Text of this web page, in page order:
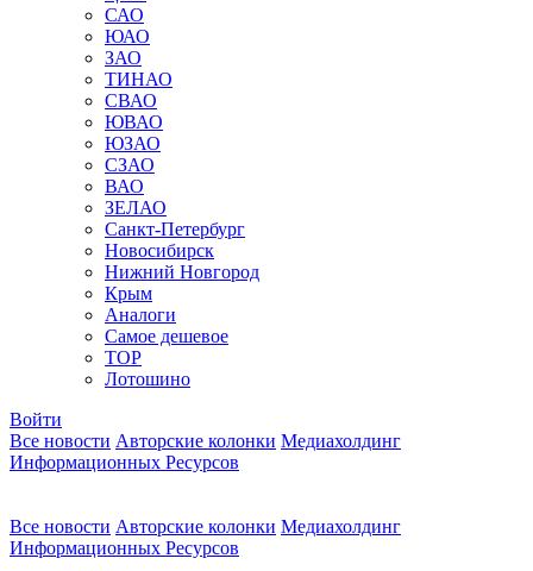
САО
ЮАО
ЗАО
ТИНАО
СВАО
ЮВАО
ЮЗАО
СЗАО
ВАО
ЗЕЛАО
Санкт-Петербург
Новосибирск
Нижний Новгород
Крым
Аналоги
Самое дешевое
TOP
Лотошино
Войти
Все новости Авторские колонки Медиахолдинг
Информационных Ресурсов
Все новости Авторские колонки Медиахолдинг
Информационных Ресурсов